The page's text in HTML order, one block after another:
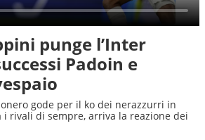
punge l’Inter
Padoin e
gode per il ko dei nerazzurri in
i rivali di sempre, arriva la reazione dei